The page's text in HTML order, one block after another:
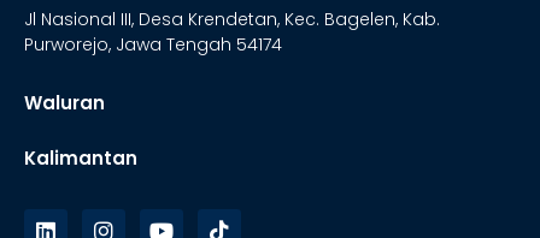
Jl Nasional III, Desa Krendetan, Kec. Bagelen, Kab.
Purworejo, Jawa Tengah 54174
Waluran
Kalimantan